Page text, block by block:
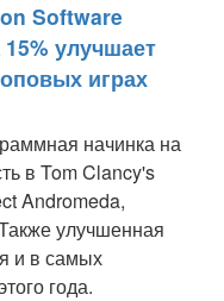
Software
улучшает
играх
начинка на
в Tom Clancy's
Andromeda,
улучшенная
и в самых
года.